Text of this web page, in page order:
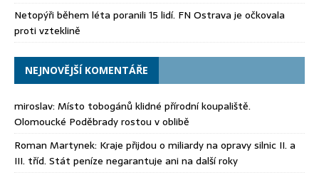
Netopýři během léta poranili 15 lidí. FN Ostrava je očkovala
proti vzteklině
NEJNOVĚJŠÍ KOMENTÁŘE
miroslav: Místo tobogánů klidné přírodní koupaliště.
Olomoucké Poděbrady rostou v oblibě
Roman Martynek: Kraje přijdou o miliardy na opravy silnic II. a
III. tříd. Stát peníze negarantuje ani na další roky